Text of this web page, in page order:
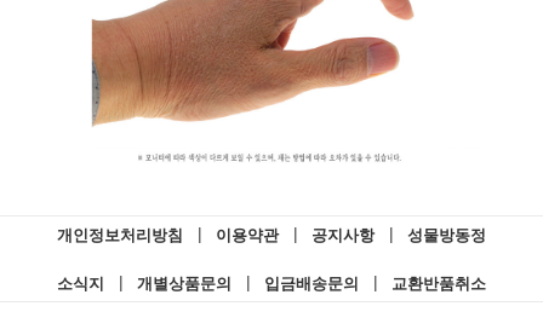
개인정보처리방침 이용약관 공지사항 성물방동정
소식지 개별상품문의 입금배송문의 교환반품취소